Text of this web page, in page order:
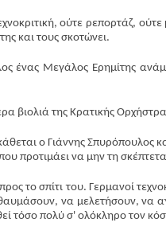
ούτε ρεπορτάζ,
και τους σκοτώνει.
ένας Μεγάλος Ερημίτης
βιολιά της Κρατικής
ο Γιάννης Σπυρόπουλος
προτιμάει να μην τη
το σπίτι του. Γερμανοί
να μελετήσουν, να
τόσο πολύ σ' ολόκληρο τον